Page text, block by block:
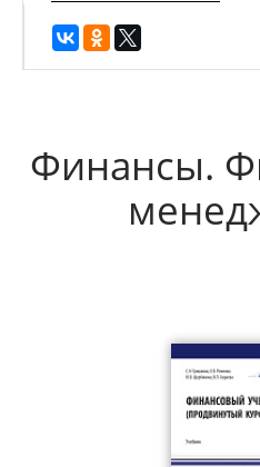
Финансы.